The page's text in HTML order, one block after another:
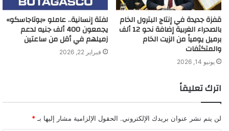
قفزة جديدة في إنتاج البترول الخام
بالصحراء الغربية إضافة نحو 12 ألف
برميل يومياً من الزيت الخام
والمتكثفات
يونيو 14, 2026
لفتة إنسانية.. عاملو «بوتاجاسكو»
يجمعون 400 ألف جنيه لدعم
زميلهم في أقل من ساعتين
فبراير 22, 2026
اترك تعليقاً
لن يتم نشر عنوان بريدك الإلكتروني. الحقول الإلزامية مشار إليها بـ *